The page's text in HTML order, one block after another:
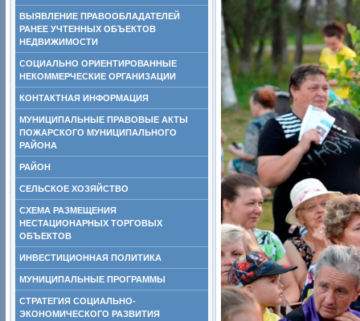
ВЫЯВЛЕНИЕ ПРАВООБЛАДАТЕЛЕЙ
РАНЕЕ УЧТЕННЫХ ОБЪЕКТОВ
НЕДВИЖИМОСТИ
СОЦИАЛЬНО ОРИЕНТИРОВАННЫЕ
НЕКОММЕРЧЕСКИЕ ОРГАНИЗАЦИИ
КОНТАКТНАЯ ИНФОРМАЦИЯ
МУНИЦИПАЛЬНЫЕ ПРАВОВЫЕ АКТЫ
ПОЖАРСКОГО МУНИЦИПАЛЬНОГО
РАЙОНА
РАЙОН
СЕЛЬСКОЕ ХОЗЯЙСТВО
СХЕМА РАЗМЕЩЕНИЯ
НЕСТАЦИОНАРНЫХ ТОРГОВЫХ
ОБЪЕКТОВ
ИНВЕСТИЦИОННАЯ ПОЛИТИКА
МУНИЦИПАЛЬНЫЕ ПРОГРАММЫ
СТРАТЕГИЯ СОЦИАЛЬНО-
ЭКОНОМИЧЕСКОГО РАЗВИТИЯ